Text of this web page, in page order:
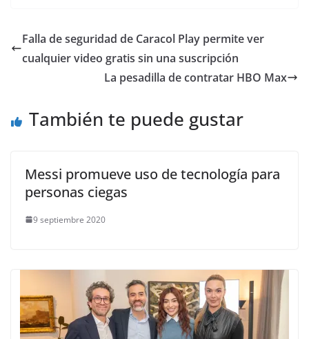
Falla de seguridad de Caracol Play permite ver
cualquier video gratis sin una suscripción
La pesadilla de contratar HBO Max
También te puede gustar
Messi promueve uso de tecnología para
personas ciegas
9 septiembre 2020